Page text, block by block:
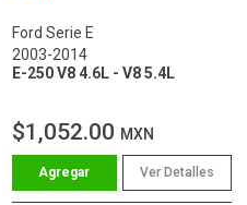
Ford Serie E
2003-2014
E-250 V8 4.6L - V8 5.4L
$1,052.00 MXN
Ver Detalles